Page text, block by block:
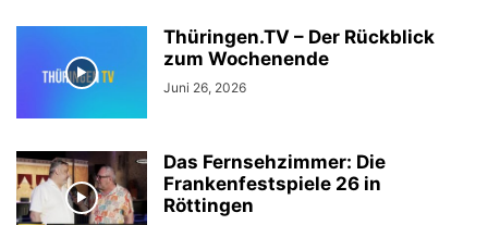
Thüringen.TV – Der Rückblick
zum Wochenende
Juni 26, 2026
Das Fernsehzimmer: Die
Frankenfestspiele 26 in
Röttingen